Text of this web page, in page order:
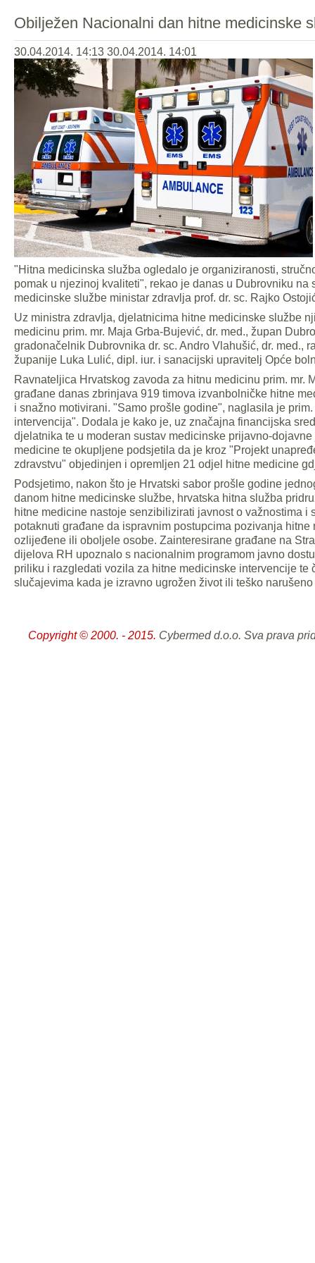
Obilježen Nacionalni dan hitne medicinske
30.04.2014. 14:13 30.04.2014. 14:01
"Hitna medicinska služba ogledalo je organiziranosti,
pomak u njezinoj kvaliteti", rekao je danas u Dubrovniku
medicinske službe ministar zdravlja prof. dr. sc. Rajko
Uz ministra zdravlja, djelatnicima hitne medicinske službe
medicinu prim. mr. Maja Grba-Bujević, dr. med., župan
gradonačelnik Dubrovnika dr. sc. Andro Vlahušić, dr. med.,
županije Luka Lulić, dipl. iur. i sanacijski upravitelj Opće
Ravnateljica Hrvatskog zavoda za hitnu medicinu prim. mr.
građane danas zbrinjava 919 timova izvanbolničke hitne
i snažno motivirani. "Samo prošle godine", naglasila je
intervencija". Dodala je kako je, uz značajna financijska
djelatnika te u moderan sustav medicinske prijavno-
medicine te okupljene podsjetila da je kroz "Projekt
zdravstvu" objedinjen i opremljen 21 odjel hitne medicine
Podsjetimo, nakon što je Hrvatski sabor prošle godine
danom hitne medicinske službe, hrvatska hitna služba
hitne medicine nastoje senzibilizirati javnost o važnostima
potaknuti građane da ispravnim postupcima pozivanja
ozlijeđene ili oboljele osobe. Zainteresirane građane na
dijelova RH upoznalo s nacionalnim programom javno
priliku i razgledati vozila za hitne medicinske intervencije
slučajevima kada je izravno ugrožen život ili teško
Copyright © 2000. - 2015. Cybermed d.o.o. Sva prava